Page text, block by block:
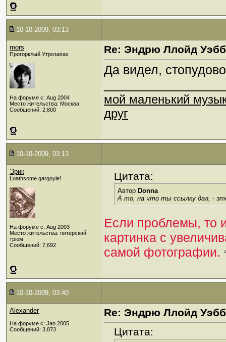
10-10-2009, 03:13
mors
Прогорклый Утрозапах
На форуме с: Aug 2004
Место жительства: Москва
Сообщений: 2,800
Re: Эндрю Ллойд
Да видел,
мой маленький
друг
10-10-2009, 03:13
Эрик
Loathsome gargoyle!
На форуме с: Aug 2003
Место жительства: питерский
трюм
Сообщений: 7,692
Цитата:
Автор Donna
А то, на что ты ссылку дал, -
Если проблемы, то
картинка с
самой фотографии.
10-10-2009, 03:40
Alexander
На форуме с: Jan 2005
Сообщений: 3,873
Re: Эндрю Ллойд
Цитата: